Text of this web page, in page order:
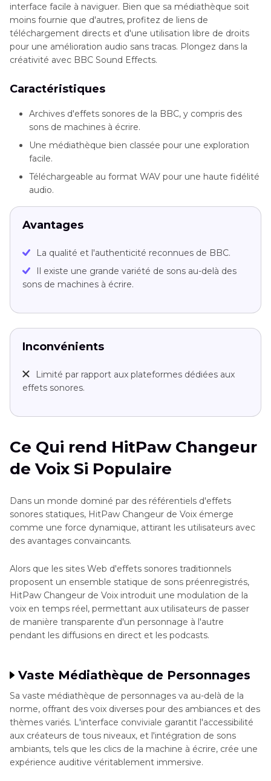
interface facile à naviguer. Bien que sa médiathèque soit
moins fournie que d'autres, profitez de liens de
téléchargement directs et d'une utilisation libre de droits
pour une amélioration audio sans tracas. Plongez dans la
créativité avec BBC Sound Effects.
Caractéristiques
Archives d'effets sonores de la BBC, y compris des
sons de machines à écrire.
Une médiathèque bien classée pour une exploration
facile.
Téléchargeable au format WAV pour une haute fidélité
audio.
Avantages
La qualité et l'authenticité reconnues de BBC.
Il existe une grande variété de sons au-delà des
sons de machines à écrire.
Inconvénients
Limité par rapport aux plateformes dédiées aux
effets sonores.
Ce Qui rend HitPaw Changeur
de Voix Si Populaire
Dans un monde dominé par des référentiels d'effets
sonores statiques, HitPaw Changeur de Voix émerge
comme une force dynamique, attirant les utilisateurs avec
des avantages convaincants.
Alors que les sites Web d'effets sonores traditionnels
proposent un ensemble statique de sons préenregistrés,
HitPaw Changeur de Voix introduit une modulation de la
voix en temps réel, permettant aux utilisateurs de passer
de manière transparente d'un personnage à l'autre
pendant les diffusions en direct et les podcasts.
Vaste Médiathèque de Personnages
Sa vaste médiathèque de personnages va au-delà de la
norme, offrant des voix diverses pour des ambiances et des
thèmes variés. L'interface conviviale garantit l'accessibilité
aux créateurs de tous niveaux, et l'intégration de sons
ambiants, tels que les clics de la machine à écrire, crée une
expérience auditive véritablement immersive.